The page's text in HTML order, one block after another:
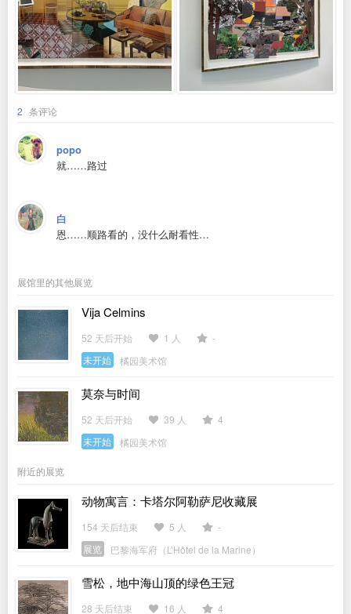
2 条评论
popo
就……路过
白
恩……顺路看的，没什么耐看性…
展馆里的其他展览
Vija Celmins
52 天后开始 1 人
-
未开始
橘园美术馆
莫奈与时间
52 天后开始 39 人
4
未开始
橘园美术馆
附近的展览
动物寓言：卡塔尔阿勒萨尼收藏展
154 天后结束 5 人
-
展览
巴黎海军府（L’Hôtel de la Marine）
雪松，地中海山顶的绿色王冠
28 天后结束 16 人 4